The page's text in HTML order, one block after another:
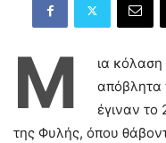
Μ
ια κόλαση
απόβλητα
έγιναν το
της Φυλής, όπου